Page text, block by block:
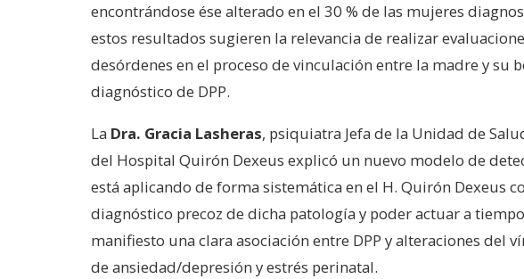
encontrándose ése alterado en el 30 % de las mujeres
estos resultados sugieren la relevancia de realizar
desórdenes en el proceso de vinculación entre la madre y su
diagnóstico de DPP.
La Dra. Gracia Lasheras, psiquiatra Jefa de la Unidad de
del Hospital Quirón Dexeus explicó un nuevo modelo de
está aplicando de forma sistemática en el H. Quirón Dexeus
diagnóstico precoz de dicha patología y poder actuar a
manifiesto una clara asociación entre DPP y alteraciones del
de ansiedad/depresión y estrés perinatal.